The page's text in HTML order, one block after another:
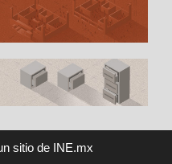
sitio de INE.mx